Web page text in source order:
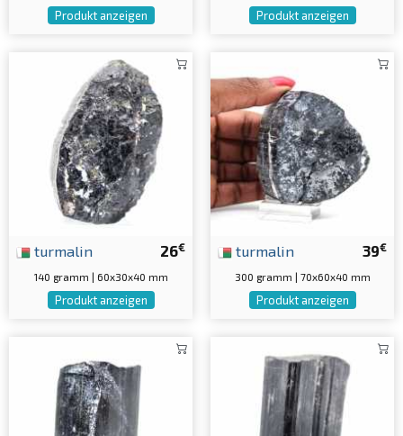
Produkt anzeigen Produkt anzeigen
26€
turmalin
140 gramm | 60x30x40 mm
Produkt anzeigen
39€
turmalin
300 gramm | 70x60x40 mm
Produkt anzeigen